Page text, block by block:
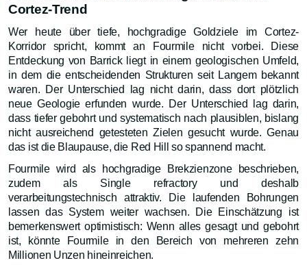
Cortez-Trend
Wer heute über tiefe, hochgradige Goldziele im Cortez-
Korridor spricht, kommt an Fourmile nicht vorbei. Diese
Entdeckung von Barrick liegt in einem geologischen Umfeld,
in dem die entscheidenden Strukturen seit Langem bekannt
waren. Der Unterschied lag nicht darin, dass dort plötzlich
neue Geologie erfunden wurde. Der Unterschied lag darin,
dass tiefer gebohrt und systematisch nach plausiblen, bislang
nicht ausreichend getesteten Zielen gesucht wurde. Genau
das ist die Blaupause, die Red Hill so spannend macht.
Fourmile wird als hochgradige Brekzienzone beschrieben,
zudem als Single refractory und deshalb
verarbeitungstechnisch attraktiv. Die laufenden Bohrungen
lassen das System weiter wachsen. Die Einschätzung ist
bemerkenswert optimistisch: Wenn alles gesagt und gebohrt
ist, könnte Fourmile in den Bereich von mehreren zehn
Millionen Unzen hineinreichen.